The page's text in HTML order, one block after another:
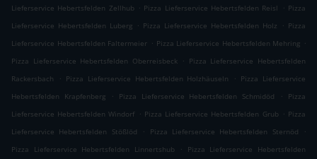
Lieferservice Hebertsfelden Zellhub . Pizza Lieferservice Hebertsfelden Reisl . Pizza
Lieferservice Hebertsfelden Luberg . Pizza Lieferservice Hebertsfelden Holz . Pizza
Lieferservice Hebertsfelden Faltermeier . Pizza Lieferservice Hebertsfelden Mehring .
Pizza Lieferservice Hebertsfelden Oberreisbeck . Pizza Lieferservice Hebertsfelden
Rackersbach
. Pizza Lieferservice Hebertsfelden Holzhäuseln . Pizza Lieferservice
Hebertsfelden Krapfenberg
. Pizza Lieferservice Hebertsfelden Schmidöd .
Pizza
Lieferservice Hebertsfelden Windorf . Pizza Lieferservice Hebertsfelden Grub . Pizza
Lieferservice Hebertsfelden Stößlöd
. Pizza Lieferservice Hebertsfelden Sternöd
.
Pizza Lieferservice Hebertsfelden Linnertshub
.
Pizza Lieferservice Hebertsfelden